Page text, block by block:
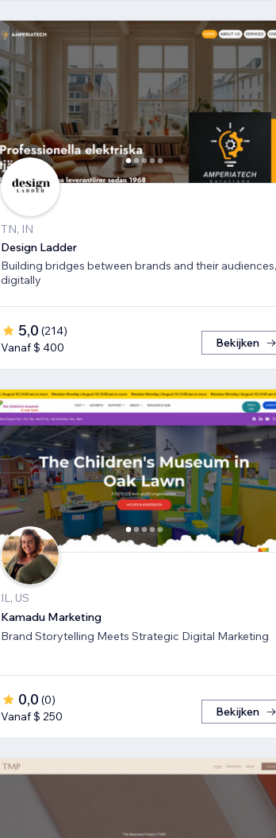
TN, IN
Design Ladder
Building bridges between brands and their audiences,
digitally
5,0 (214)
Vanaf $ 400
Bekijken
IL, US
Kamadu Marketing
Brand Storytelling Meets Strategic Digital Marketing
0,0 (0)
Vanaf $ 250
Bekijken